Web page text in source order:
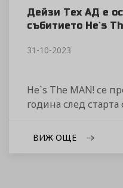
Дейзи Тех АД е
събитието He`s
31-10-2023
He`s The MAN! се
година след старта
ВИЖ ОЩЕ